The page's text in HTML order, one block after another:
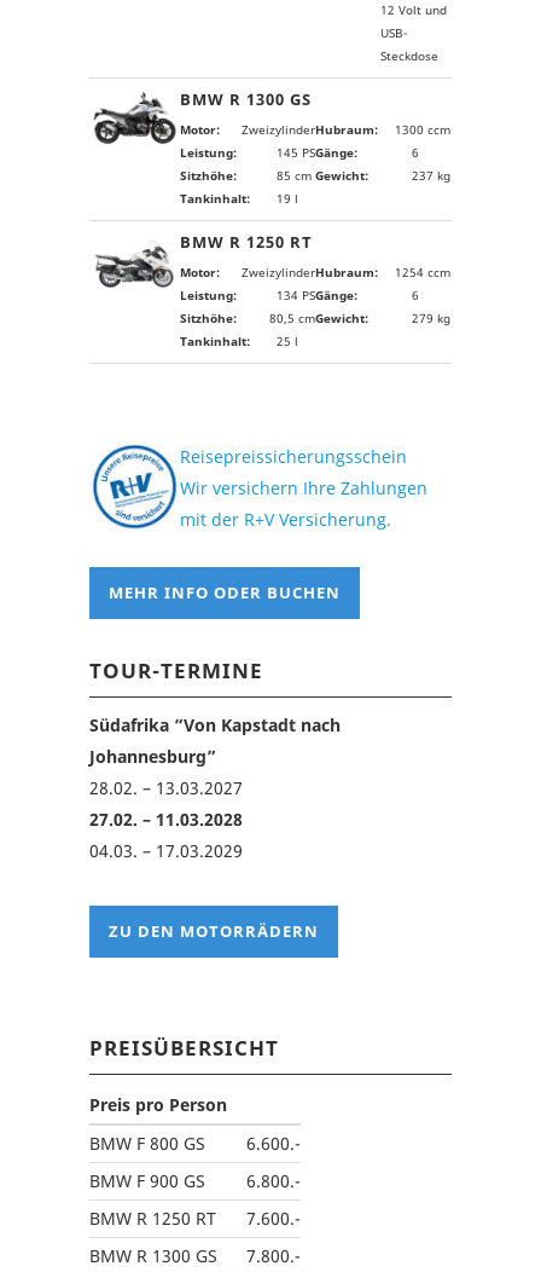
12 Volt und
USB-
Steckdose
BMW R 1300 GS
Motor: ZweizylinderHubraum:
1300 ccm
Leistung:
145 PSGänge:
6
Sitzhöhe:
85 cm Gewicht:
237 kg
Tankinhalt:
19 l
BMW R 1250 RT
Motor: ZweizylinderHubraum:
1254 ccm
Leistung:
134 PSGänge:
6
Sitzhöhe:
80,5 cmGewicht:
279 kg
Tankinhalt:
25 l
Reisepreissicherungsschein
Wir versichern Ihre Zahlungen
mit der R+V Versicherung.
MEHR INFO ODER BUCHEN
TOUR-TERMINE
Südafrika “Von Kapstadt nach
Johannesburg”
28.02. – 13.03.2027
27.02. – 11.03.2028
04.03. – 17.03.2029
ZU DEN MOTORRÄDERN
PREISÜBERSICHT
Preis pro Person
BMW F 800 GS
6.600.-
BMW F 900 GS
6.800.-
BMW R 1250 RT
7.600.-
BMW R 1300 GS
7.800.-